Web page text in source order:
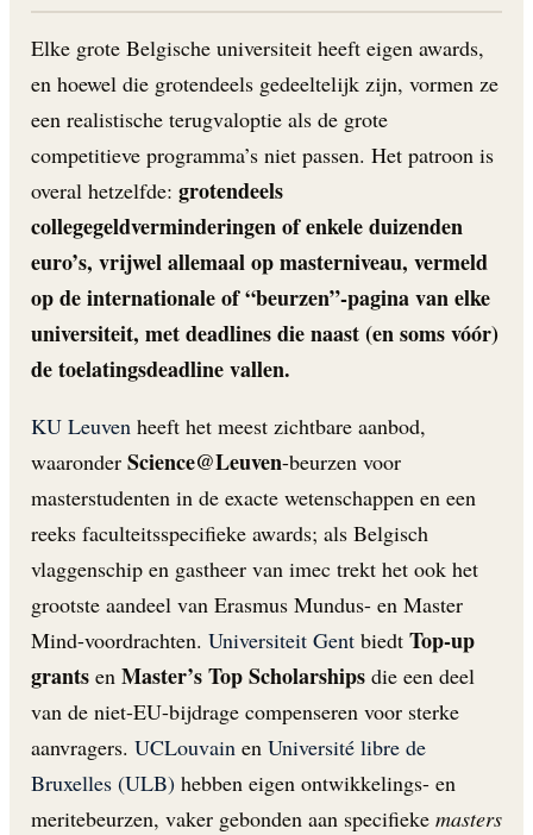
Elke grote Belgische universiteit heeft eigen awards,
en hoewel die grotendeels gedeeltelijk zijn, vormen ze
een realistische terugvaloptie als de grote
competitieve programma’s niet passen. Het patroon is
overal hetzelfde: grotendeels
collegegeldverminderingen of enkele duizenden
euro’s, vrijwel allemaal op masterniveau, vermeld
op de internationale of “beurzen”-pagina van elke
universiteit, met deadlines die naast (en soms vóór)
de toelatingsdeadline vallen.
KU Leuven heeft het meest zichtbare aanbod,
waaronder Science@Leuven-beurzen voor
masterstudenten in de exacte wetenschappen en een
reeks faculteitsspecifieke awards; als Belgisch
vlaggenschip en gastheer van imec trekt het ook het
grootste aandeel van Erasmus Mundus- en Master
Mind-voordrachten. Universiteit Gent biedt Top-up
grants en Master’s Top Scholarships die een deel
van de niet-EU-bijdrage compenseren voor sterke
aanvragers. UCLouvain en Université libre de
Bruxelles (ULB) hebben eigen ontwikkelings- en
meritebeurzen, vaker gebonden aan specifieke masters